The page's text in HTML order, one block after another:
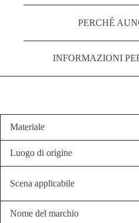
PERCHÉ
INFORMAZIONI
Materiale
Luogo di origine
Scena applicabile
Nome del marchio